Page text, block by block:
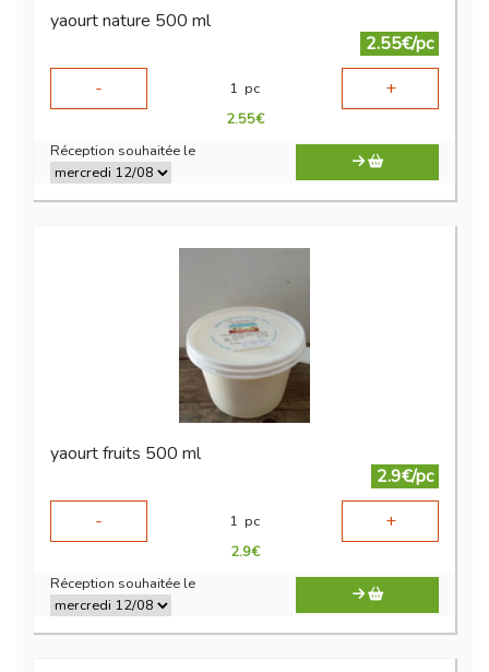
yaourt nature 500 ml
2.55€/pc
-
1 pc +
2.55€
Réception souhaitée le
yaourt fruits 500 ml
2.9€/pc
-
1 pc +
2.9€
Réception souhaitée le